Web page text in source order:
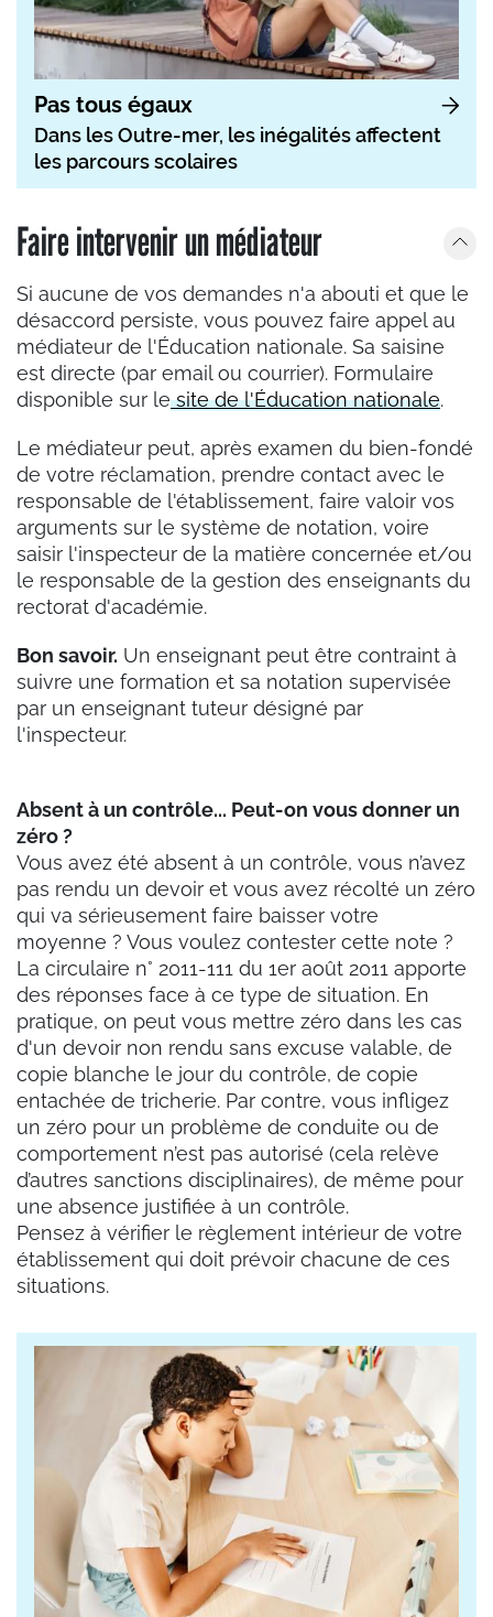
Pas tous égaux
Dans les Outre-mer, les inégalités affectent
les parcours scolaires
Faire intervenir un médiateur
Si aucune de vos demandes n'a abouti et que le
désaccord persiste, vous pouvez faire appel au
médiateur de l'Éducation nationale. Sa saisine
est directe (par email ou courrier). Formulaire
disponible sur lesite de l'Éducation nationale.
Le médiateur peut, après examen du bien-fondé
de votre réclamation, prendre contact avec le
responsable de l'établissement, faire valoir vos
arguments sur le système de notation, voire
saisir l'inspecteur de la matière concernée et/ou
le responsable de la gestion des enseignants du
rectorat d'académie.
Bon savoir. Un enseignant peut être contraint à
suivre une formation et sa notation supervisée
par un enseignant tuteur désigné par
l'inspecteur.
Absent à un contrôle... Peut-on vous donner un
zéro ?
Vous avez été absent à un contrôle, vous n’avez
pas rendu un devoir et vous avez récolté un zéro
qui va sérieusement faire baisser votre
moyenne ? Vous voulez contester cette note ?
La circulaire n° 2011-111 du 1er août 2011 apporte
des réponses face à ce type de situation. En
pratique, on peut vous mettre zéro dans les cas
d'un devoir non rendu sans excuse valable, de
copie blanche le jour du contrôle, de copie
entachée de tricherie. Par contre, vous infligez
un zéro pour un problème de conduite ou de
comportement n’est pas autorisé (cela relève
d’autres sanctions disciplinaires), de même pour
une absence justifiée à un contrôle.
Pensez à vérifier le règlement intérieur de votre
établissement qui doit prévoir chacune de ces
situations.